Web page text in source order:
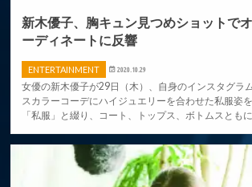
新木優子、胸キュン見つめショットで
ーディネートに反響
ENTERTAINMENT 2020.10.29
女優の新木優子が29日（木）、自身のインスタグラ
スカラーコーデにハイジュエリーを合わせた私服姿
「私服」と綴り、コート、トップス、ボトムスとも